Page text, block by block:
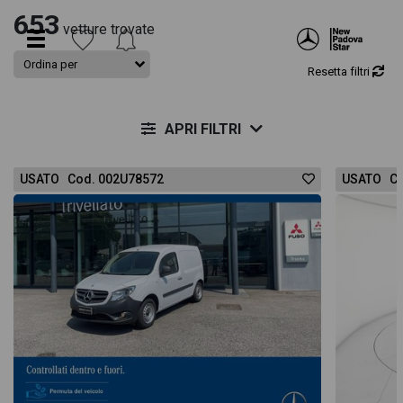
653 vetture trovate
Resetta filtri
APRI FILTRI
USATO Cod. 002U78572 USATO